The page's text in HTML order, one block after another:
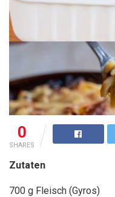
0
SHARES
Zutaten
700 g Fleisch (Gyros)